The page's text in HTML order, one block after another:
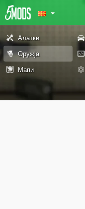
Алатки
Оружја
Мапи